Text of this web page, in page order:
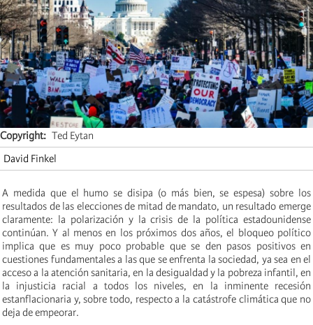
Copyright
Ted Eytan
David Finkel
A medida que el humo se disipa (o más bien, se espesa) sobre los
resultados de las elecciones de mitad de mandato, un resultado emerge
claramente: la polarización y la crisis de la política estadounidense
continúan. Y al menos en los próximos dos años, el bloqueo político
implica que es muy poco probable que se den pasos positivos en
cuestiones fundamentales a las que se enfrenta la sociedad, ya sea en el
acceso a la atención sanitaria, en la desigualdad y la pobreza infantil, en
la injusticia racial a todos los niveles, en la inminente recesión
estanflacionaria y, sobre todo, respecto a la catástrofe climática que no
deja de empeorar.